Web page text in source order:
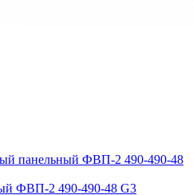
ФВП-2 490-490-48 G3